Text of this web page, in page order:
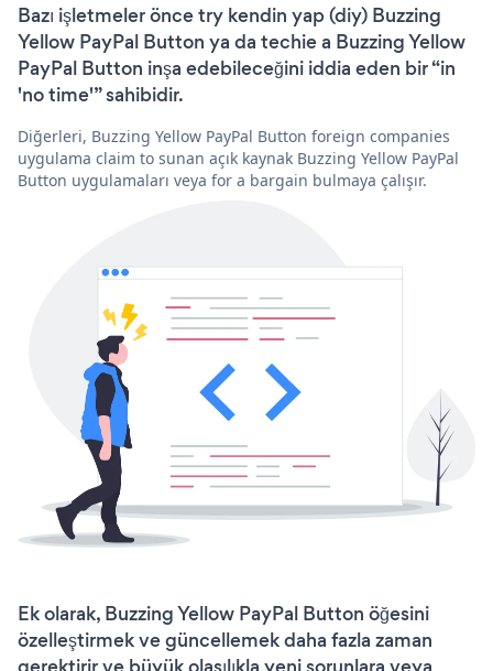
Bazı işletmeler önce try kendin yap (diy) Buzzing
Yellow PayPal Button ya da techie a Buzzing Yellow
PayPal Button inşa edebileceğini iddia eden bir “in
'no time'” sahibidir.
Diğerleri, Buzzing Yellow PayPal Button foreign companies
uygulama claim to sunan açık kaynak Buzzing Yellow PayPal
Button uygulamaları veya for a bargain bulmaya çalışır.
Ek olarak, Buzzing Yellow PayPal Button öğesini
özelleştirmek ve güncellemek daha fazla zaman